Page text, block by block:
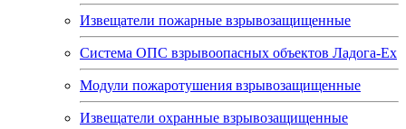
Извещатели пожарные взрывозащищенные
Система ОПС взрывоопасных объектов Ладога-Ex
Модули пожаротушения взрывозащищенные
Извещатели охранные взрывозащищенные